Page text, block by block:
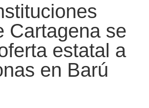
Cartagena se
estatal a
en Barú